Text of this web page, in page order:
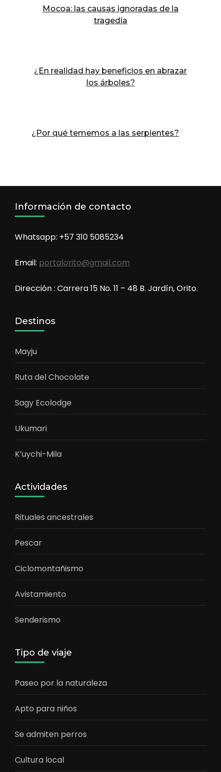
Mocoa: las causas ignoradas de la
tragedia
¿En realidad hay beneficios en abrazar
los árboles?
¿Por qué tememos a las serpientes?
Información de contacto
Whatsapp: +57 310 5085234
Email: portalorito@gmail.com
Dirección : Carrera 15 No. 11 – 48 B. Jardín, Orito.
Destinos
Mayju
Ruta del Chocolate
Sagy Ecolodge
Ukumari
K’uychi-Mila
Actividades
Rituales ancestrales
Pescar
Ciclomontañismo
Avistamiento
Senderismo
Tipo de viaje
Paseo por la naturaleza
Apto para niños
Se admiten perros
Cultura local